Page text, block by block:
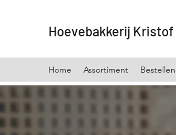
Hoevebakkerij Kristof
Home Assortiment Bestellen